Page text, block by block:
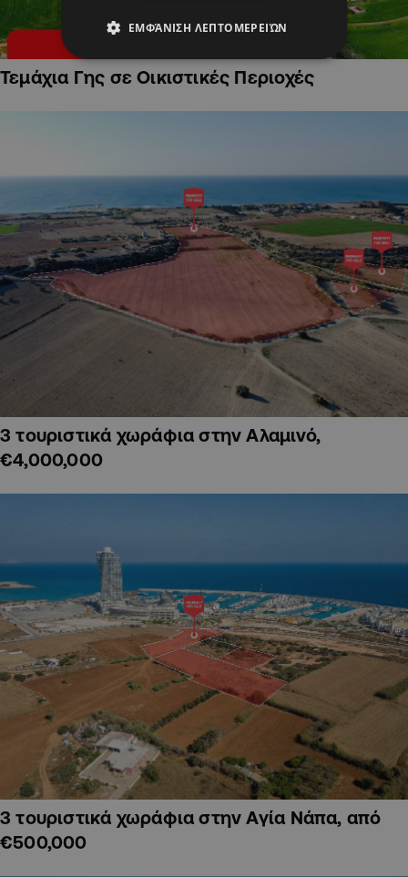
Τεμάχια Γης σε Οικιστικές Περιοχές
3 τουριστικά χωράφια στην Αλαμινό,
€4,000,000
3 τουριστικά χωράφια στην Αγία Νάπα, από
€500,000
ΕΜΦΆΝΙΣΗ ΛΕΠΤΟΜΕΡΕΙΏΝ